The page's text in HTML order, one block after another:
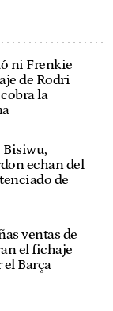
ni Frenkie
de Rodri
la
Bisiwu,
echan del
de
ventas de
el fichaje
el Barça